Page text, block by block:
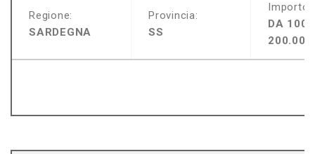
Regione:
SARDEGNA
Provincia:
SS
Importo:
DA
200.000